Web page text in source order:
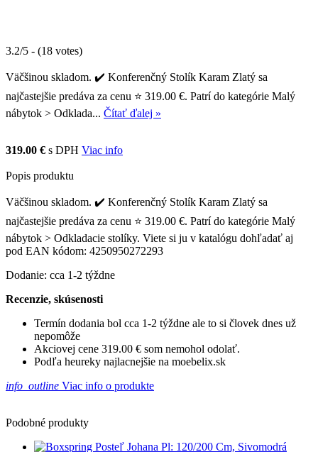
3.2/5 - (18 votes)
Väčšinou skladom. ✔️ Konferenčný Stolík Karam Zlatý sa
najčastejšie predáva za cenu ⭐ 319.00 €. Patrí do kategórie Malý
nábytok > Odklada... Čítať ďalej »
319.00 € s DPH Viac info
Popis produktu
Väčšinou skladom. ✔️ Konferenčný Stolík Karam Zlatý sa
najčastejšie predáva za cenu ⭐ 319.00 €. Patrí do kategórie Malý
nábytok > Odkladacie stolíky. Viete si ju v katalógu dohľadať aj
pod EAN kódom: 4250950272293
Dodanie: cca 1-2 týždne
Recenzie, skúsenosti
Termín dodania bol cca 1-2 týždne ale to si človek dnes už
nepomôže
Akciovej cene 319.00 € som nemohol odolať.
Podľa heureky najlacnejšie na moebelix.sk
info_outline Viac info o produkte
Podobné produkty